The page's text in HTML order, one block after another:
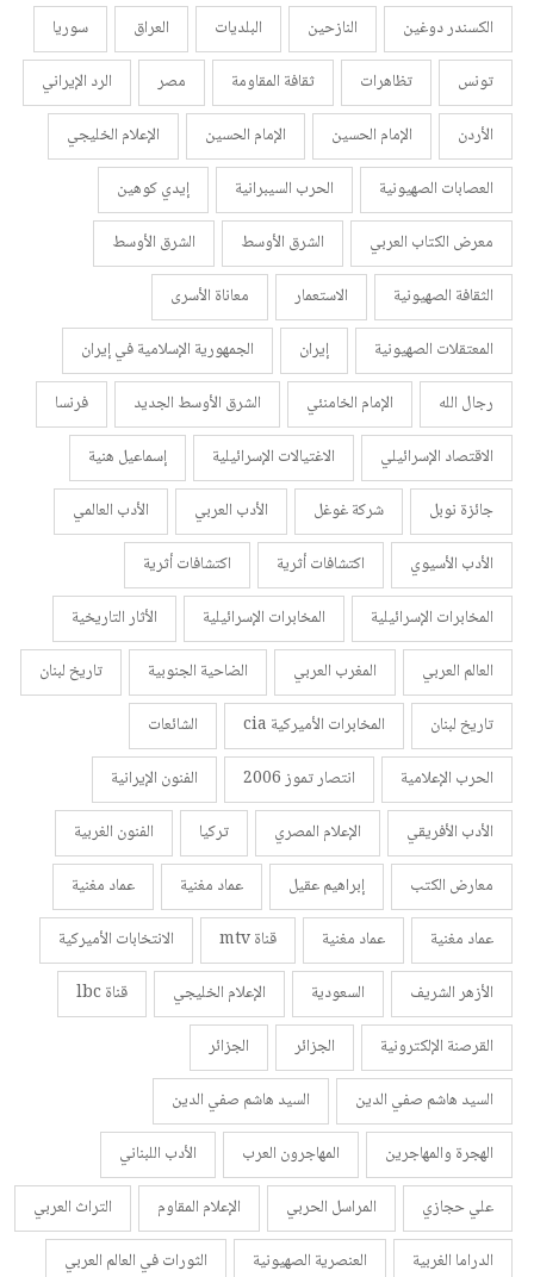
الكسندر دوغين
النازحين البلديات العراق
سوريا
تونس
تظاهرات ثقافة المقاومة مصر
الرد الإيراني
الأردن
الإمام الحسين الإمام الحسين
الإعلام الخليجي
العصابات الصهيونية
الحرب السيبرانية
إيدي كوهين
معرض الكتاب العربي
الشرق الأوسط
الشرق الأوسط
الثقافة الصهيونية
الاستعمار
معاناة الأسرى
المعتقلات الصهيونية
إيران
الجمهورية الإسلامية في إيران
رجال الله
الإمام الخامنئي الشرق الأوسط الجديد
فرنسا
الاقتصاد الإسرائيلي
الاغتيالات الإسرائيلية
إسماعيل هنية
جائزة نوبل
شركة غوغل الأدب العربي
الأدب العالمي
الأدب الأسيوي
اكتشافات أثرية
اكتشافات أثرية
المخابرات الإسرائيلية
المخابرات الإسرائيلية
الأثار التاريخية
العالم العربي
المغرب العربي الضاحية الجنوبية
تاريخ لبنان
تاريخ لبنان
المخابرات الأميركية cia
الشائعات
الحرب الإعلامية
انتصار تموز 2006
الفنون الإيرانية
الأدب الأفريقي
الإعلام المصري تركيا
الفنون الغربية
معارض الكتب
إبراهيم عقيل عماد مغنية
عماد مغنية
عماد مغنية
عماد مغنية قناة mtv
الانتخابات الأميركية
الأزهر الشريف
السعودية الإعلام الخليجي
قناة lbc
القرصنة الإلكترونية
الجزائر
الجزائر
السيد هاشم صفي الدين
السيد هاشم صفي الدين
الهجرة والمهاجرين
المهاجرون العرب
الأدب اللبناني
علي حجازي
المراسل الحربي الإعلام المقاوم
التراث العربي
الدراما الغربية
العنصرية الصهيونية
الثورات في العالم العربي